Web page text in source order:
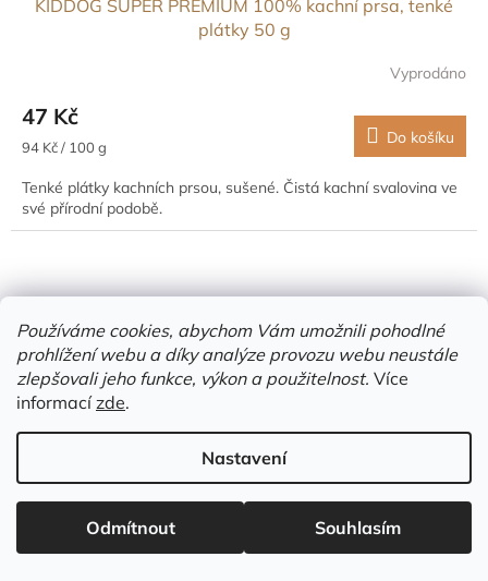
Používáme cookies, abychom Vám umožnili pohodlné
prohlížení webu a díky analýze provozu webu neustále
zlepšovali jeho funkce, výkon a použitelnost. Více
informacízde.
Nastavení
Odmítnout Souhlasím
KIDDOG SUPER PREMIUM 100% kachní prsa, tenké
plátky 50 g
Vyprodáno
47 Kč
Měrná
94 Kč / 100 g Do košíku
Tenké plátky kachních prsou, sušené. Čistá kachní svalovina ve
své přírodní podobě.